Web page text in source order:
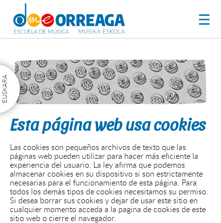
☰
Esta página web usa cookies
Las cookies son pequeños archivos de texto que las
páginas web pueden utilizar para hacer más eficiente la
experiencia del usuario. La ley afirma que podemos
almacenar cookies en su dispositivo si son estrictamente
necesarias para el funcionamiento de esta página. Para
todos los demás tipos de cookies necesitamos su permiso.
Si desea borrar sus cookies y dejar de usar este sitio en
cualquier momento acceda a la pagina de cookies de este
sitio web o cierre el navegador.